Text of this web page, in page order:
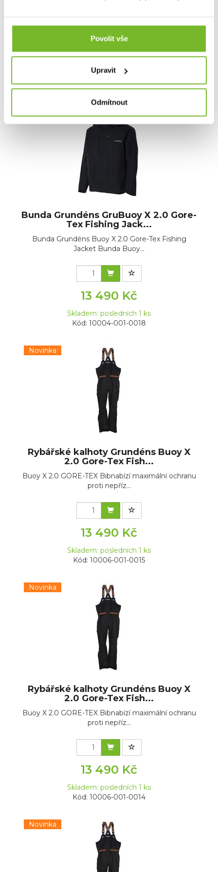
Povolit vše
Upravit
Odmítnout
Bunda Grundéns Buoy X 2.0 Gore-Tex Fishing
13 490 Kč
Skladem: posledních 2 ks
Kód: 10004-001-0017
Novinka
Bunda Grundéns GruBuoy X 2.0 Gore-
Tex Fishing Jack...
Bunda Grundéns Buoy X 2.0 Gore-Tex Fishing
Jacket Bunda Buoy...
13 490 Kč
Skladem: posledních 1 ks
Kód: 10004-001-0018
Novinka
Rybářské kalhoty Grundéns Buoy X
2.0 Gore-Tex Fish...
Buoy X 2.0 GORE-TEX Bibnabízí maximální ochranu
proti nepříz...
13 490 Kč
Skladem: posledních 1 ks
Kód: 10006-001-0015
Novinka
Rybářské kalhoty Grundéns Buoy X
2.0 Gore-Tex Fish...
Buoy X 2.0 GORE-TEX Bibnabízí maximální ochranu
proti nepříz...
13 490 Kč
Skladem: posledních 1 ks
Kód: 10006-001-0014
Novinka